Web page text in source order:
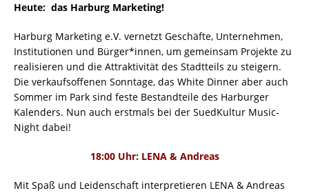
Heute: das Harburg Marketing!
Harburg Marketing e.V. vernetzt Geschäfte, Unternehmen,
Institutionen und Bürger*innen, um gemeinsam Projekte zu
realisieren und die Attraktivität des Stadtteils zu steigern.
Die verkaufsoffenen Sonntage, das White Dinner aber auch
Sommer im Park sind feste Bestandteile des Harburger
Kalenders. Nun auch erstmals bei der SuedKultur Music-
Night dabei!
18:00 Uhr: LENA & Andreas
Mit Spaß und Leidenschaft interpretieren LENA & Andreas